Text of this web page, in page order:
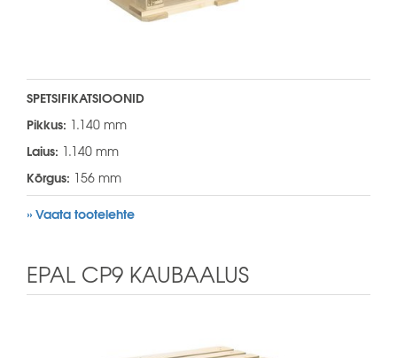
SPETSIFIKATSIOONID
Pikkus: 1.140 mm
Laius: 1.140 mm
Kõrgus: 156 mm
» Vaata tootelehte
EPAL CP9 KAUBAALUS